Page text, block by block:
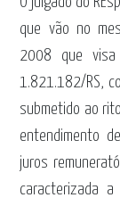
que vão no
2008 que visa
1.821.182/RS,
submetido ao
entendimento
juros
caracterizada